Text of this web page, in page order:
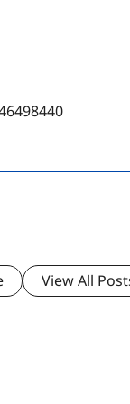
View All